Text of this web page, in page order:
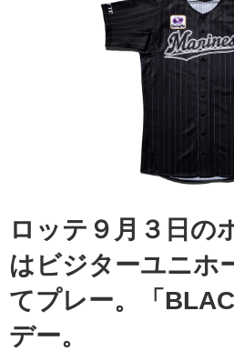
ロッテ９月３日の
はビジターユニホ
てプレー。「
デー。